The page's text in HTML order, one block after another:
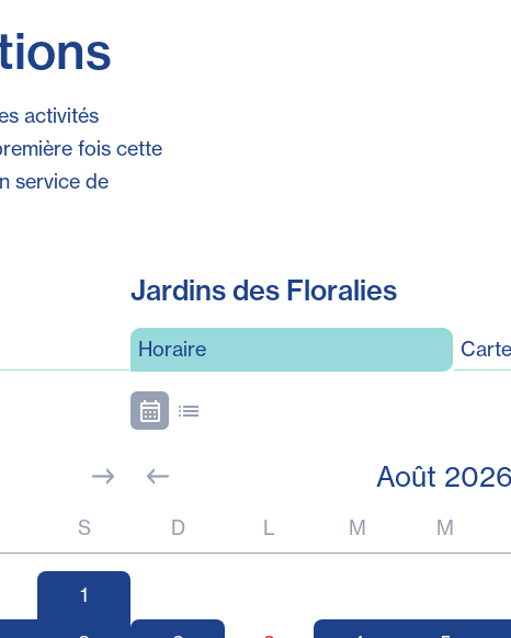
activités
fois cette
service de
S
1
Jardins des Floralies
Horaire Carte
Août 2026
D L M M